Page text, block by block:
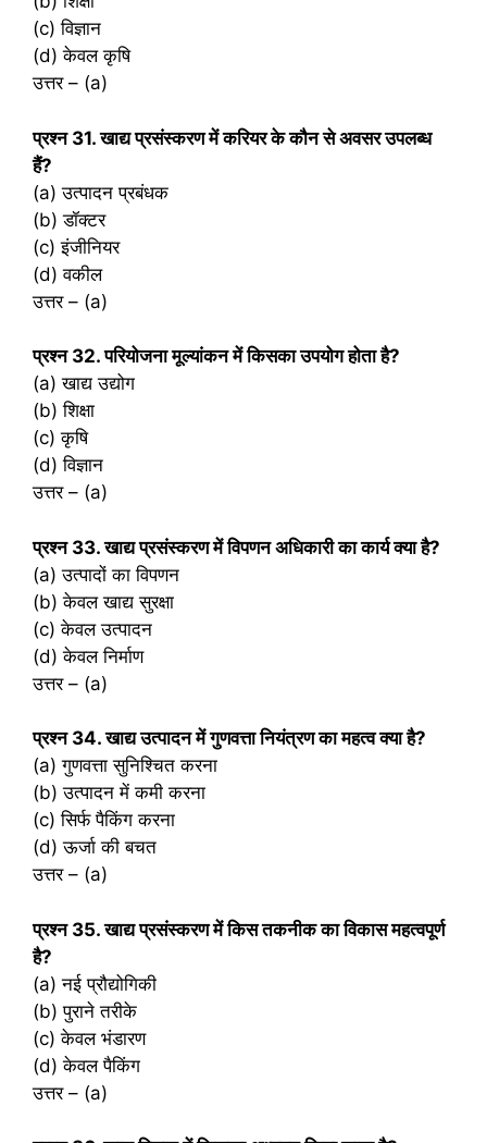
(c) विज्ञान
(d) केवल कृषि
उत्तर – (a)
प्रश्‍न 31. खाद्य प्रसंस्करण में करियर के कौन से अवसर उपलब्ध
हैं?
(a) उत्पादन प्रबंधक
(b) डॉक्टर
(c) इंजीनियर
(d) वकील
उत्तर – (a)
प्रश्‍न 32. परियोजना मूल्यांकन में किसका उपयोग होता है?
(a) खाद्य उद्योग
(b) शिक्षा
(c) कृषि
(d) विज्ञान
उत्तर – (a)
प्रश्‍न 33. खाद्य प्रसंस्करण में विपणन अधिकारी का कार्य क्या है?
(a) उत्पादों का विपणन
(b) केवल खाद्य सुरक्षा
(c) केवल उत्पादन
(d) केवल निर्माण
उत्तर – (a)
प्रश्‍न 34. खाद्य उत्पादन में गुणवत्ता नियंत्रण का महत्व क्या है?
(a) गुणवत्ता सुनिश्चित करना
(b) उत्पादन में कमी करना
(c) सिर्फ पैकिंग करना
(d) ऊर्जा की बचत
उत्तर – (a)
प्रश्‍न 35. खाद्य प्रसंस्करण में किस तकनीक का विकास महत्वपूर्ण
है?
(a) नई प्रौद्योगिकी
(b) पुराने तरीके
(c) केवल भंडारण
(d) केवल पैकिंग
उत्तर – (a)